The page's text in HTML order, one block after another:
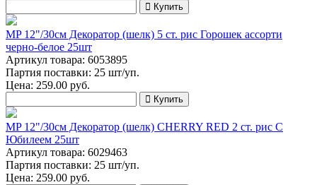
Купить
MP 12"/30см Декоратор (шелк) 5 ст. рис Горошек ассорти
черно-белое 25шт
Артикул товара: 6053895
Партия поставки: 25 шт/уп.
Цена: 259.00 руб.
Купить
MP 12"/30см Декоратор (шелк) CHERRY RED 2 ст. рис С
Юбилеем 25шт
Артикул товара: 6029463
Партия поставки: 25 шт/уп.
Цена: 259.00 руб.